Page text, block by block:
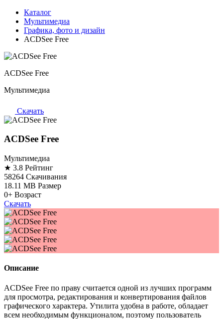
Каталог
Мультимедиа
Графика, фото и дизайн
ACDSee Free
ACDSee Free
Мультимедиа
Скачать
ACDSee Free
Мультимедиа
★ 3.8 Рейтинг
58264 Скачивания
18.11 MB Размер
0+ Возраст
Скачать
Описание
ACDSee Free по праву считается одной из лучших программ
для просмотра, редактирования и конвертирования файлов
графического характера. Утилита удобна в работе, обладает
всем необходимым функционалом, поэтому пользователь